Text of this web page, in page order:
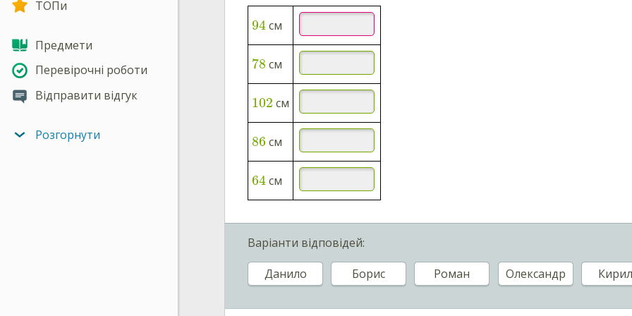
ТОПи
Предмети
Перевірочні роботи
Відправити відгук
Розгорнути
94см
78 см
102 см
86 см
64см
Варіанти відповідей:
Данило
Борис Роман Олександр